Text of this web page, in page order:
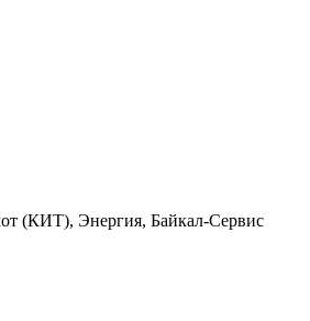
(КИТ), Энергия, Байкал-Сервис